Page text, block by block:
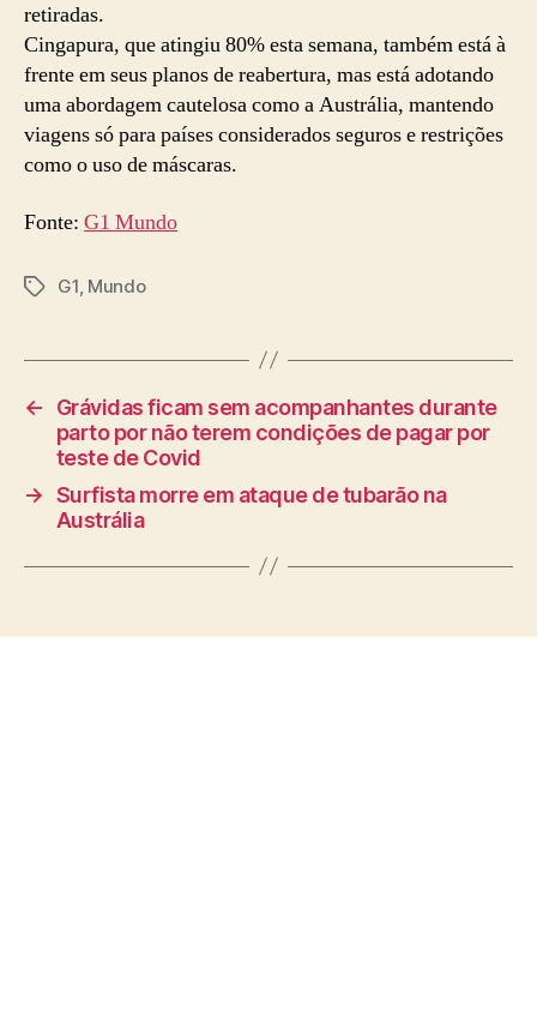
retiradas.
Cingapura, que atingiu 80% esta semana, também está à
frente em seus planos de reabertura, mas está adotando
uma abordagem cautelosa como a Austrália, mantendo
viagens só para países considerados seguros e restrições
como o uso de máscaras.
Fonte: G1 Mundo
TagsG1 Mundo
←
Grávidas ficam sem acompanhantes durante
parto por não terem condições de pagar por
teste de Covid
→ Surfista morre em ataque de tubarão na
Austrália